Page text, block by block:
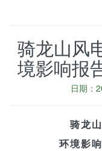
骑龙山风
境影响报
日期：
骑龙
环境影